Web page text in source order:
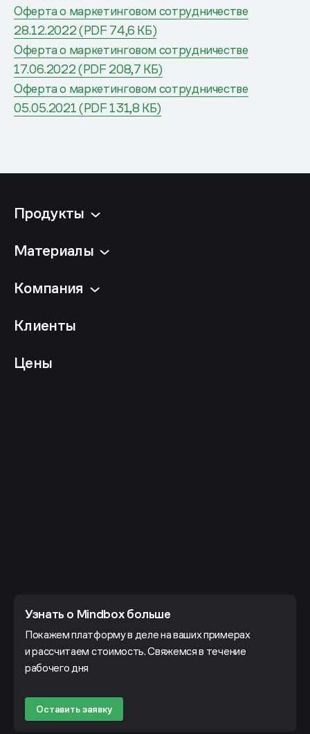
Оферта о маркетинговом сотрудничестве
28.12.2022 (PDF 74,6 КБ)
Оферта о маркетинговом сотрудничестве
17.06.2022 (PDF 208,7 КБ)
Оферта о маркетинговом сотрудничестве
05.05.2021 (PDF 131,8 КБ)
Продукты
Материалы
Компания
Клиенты
Цены
Узнать о Mindbox больше
Покажем платформу в деле на ваших примерах
и рассчитаем стоимость. Свяжемся в течение
рабочего дня
Оставить заявку